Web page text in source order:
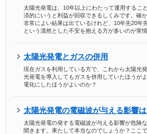
太陽光発電は、10年以上にわたって運用するこ
済的にいうと利益が回収できるしくみです。確
非常によい結果は出ているけれど、10年先20年
という漠然とした不安を抱える方が多いのが実情
太陽光発電とガスの併用
現在ガスを利用している方で、これから太陽光
光発電を導入してもガスを併用していたほうが
電化にしたほうがよいのか？
太陽光発電の電磁波が与える影響は
太陽光発電の発する電磁波が与える影響が危険
聞きます。果たして本当なのでしょうか？ここ